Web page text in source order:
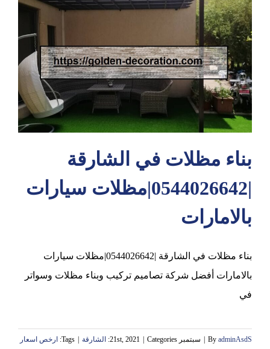
عجمان
بناء مظلات في الشارقة
|0544026642|مظلات سيارات
بالامارات
بناء مظلات في الشارقة |0544026642|مظلات سيارات
بالامارات أفضل شركة تصاميم تركيب وبناء مظلات وسواتر
في
By adminAsdS سبتمبر 21st, 2021 Categories: الشارقة Tags:
ارخص اسعار